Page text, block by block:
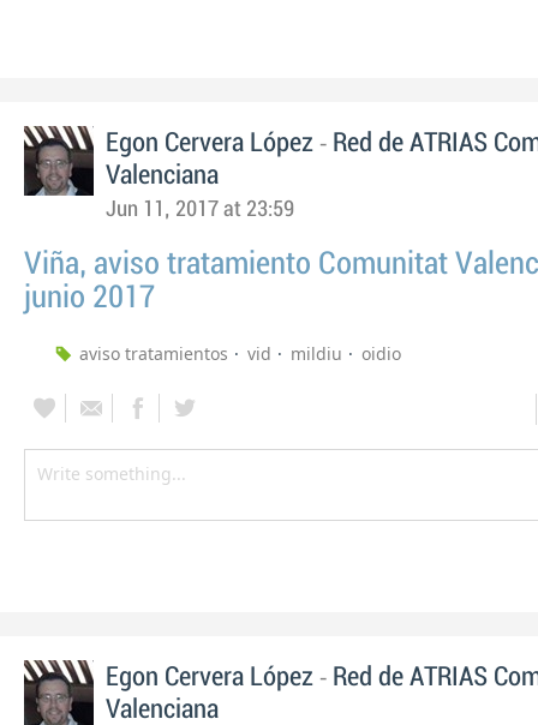
Egon Cervera López - Red de ATRIAS
Valenciana
Jun 11, 2017 at 23:59
Viña, aviso tratamiento Comunitat
junio 2017
aviso tratamientos vid mildiu oidio
Egon Cervera López - Red de ATRIAS
Valenciana